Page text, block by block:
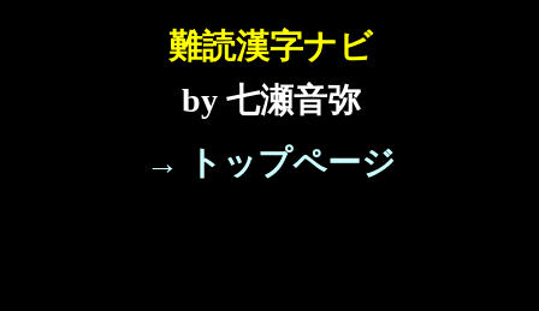
難読漢字ナビ
by 七瀬音弥
→ トップページ